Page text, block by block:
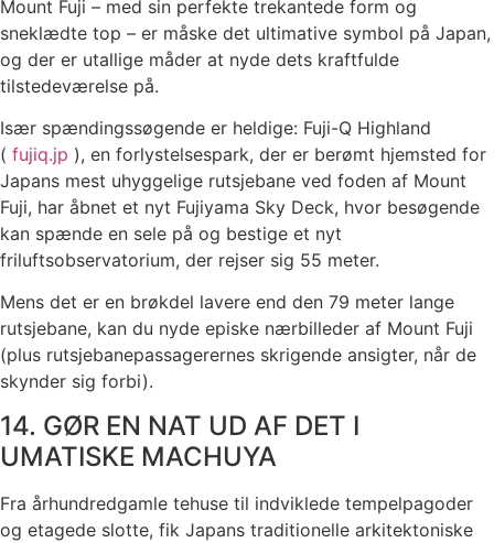
Mount Fuji – med sin perfekte trekantede form og
sneklædte top – er måske det ultimative symbol på Japan,
og der er utallige måder at nyde dets kraftfulde
tilstedeværelse på.
Især spændingssøgende er heldige: Fuji-Q Highland
( fujiq.jp ), en forlystelsespark, der er berømt hjemsted for
Japans mest uhyggelige rutsjebane ved foden af ​​Mount
Fuji, har åbnet et nyt Fujiyama Sky Deck, hvor besøgende
kan spænde en sele på og bestige et nyt
friluftsobservatorium, der rejser sig 55 meter.
Mens det er en brøkdel lavere end den 79 meter lange
rutsjebane, kan du nyde episke nærbilleder af Mount Fuji
(plus rutsjebanepassagerernes skrigende ansigter, når de
skynder sig forbi).
14. GØR EN NAT UD AF DET I
UMATISKE MACHUYA
Fra århundredgamle tehuse til indviklede tempelpagoder
og etagede slotte, fik Japans traditionelle arkitektoniske